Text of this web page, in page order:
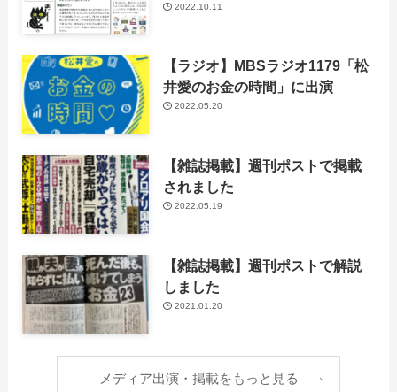
2022.10.11
【ラジオ】MBSラジオ1179「松
井愛のお金の時間」に出演
2022.05.20
【雑誌掲載】週刊ポストで掲載
されました
2022.05.19
【雑誌掲載】週刊ポストで解説
しました
2021.01.20
メディア出演・掲載をもっと見る